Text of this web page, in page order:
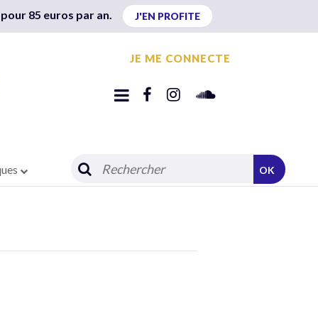
85 euros par an. J'EN PROFITE
JE ME CONNECTE
OK